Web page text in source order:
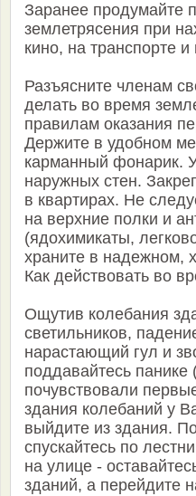
Заранее продумайте
землетрясения при
кино, на транспорте и
Разъясните членам
делать во время
правилам оказания
Держите в удобном
карманный фонарик.
наружных стен.
в квартирах. Не
на верхние полки и
(ядохимикаты,
храните в надежном,
Как действовать во
Ощутив колебания
светильников,
нарастающий гул и
поддавайтесь
почувствовали
здания колебаний у
выйдите из здания.
спускайтесь по
на улице -
зданий, а перейдите